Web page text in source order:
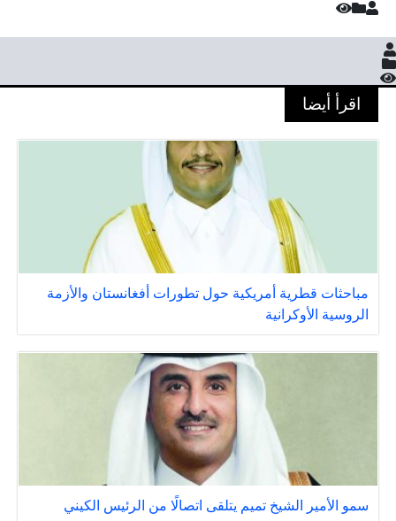
اقرأ أيضا
مباحثات قطرية أمريكية حول تطورات أفغانستان والأزمة
الروسية الأوكرانية
سمو الأمير الشيخ تميم يتلقى اتصالًا من الرئيس الكيني